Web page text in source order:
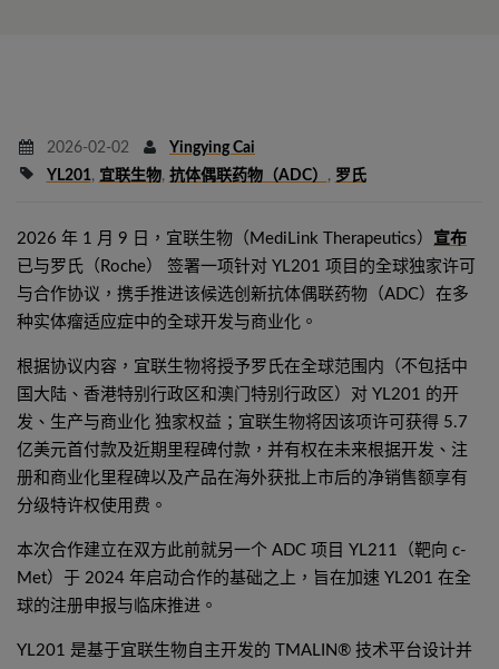
2026-02-02
Yingying Cai
YL201, 宜联生物, 抗体偶联药物（ADC） , 罗氏
2026 年 1 月 9 日，宜联生物（MediLink Therapeutics） 宣布
已与罗氏（Roche） 签署一项针对 YL201 项目的全球独家许可
与合作协议，携手推进该候选创新抗体偶联药物（ADC）在多
种实体瘤适应症中的全球开发与商业化。
根据协议内容，宜联生物将授予罗氏在全球范围内（不包括中
国大陆、香港特别行政区和澳门特别行政区）对 YL201 的开
发、生产与商业化 独家权益；宜联生物将因该项许可获得 5.7
亿美元首付款及近期里程碑付款，并有权在未来根据开发、注
册和商业化里程碑以及产品在海外获批上市后的净销售额享有
分级特许权使用费。
本次合作建立在双方此前就另一个 ADC 项目 YL211（靶向 c-
Met）于 2024 年启动合作的基础之上，旨在加速 YL201 在全
球的注册申报与临床推进。
YL201 是基于宜联生物自主开发的 TMALIN® 技术平台设计并